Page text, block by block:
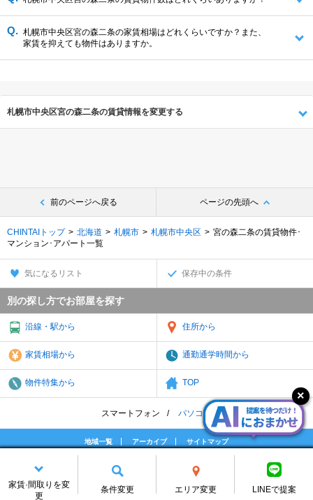
家賃·間取りを変
更
条件変更 エリア変更 LINEで提案
札幌市中央区宮の森二条の家賃相場はどれくらいですか？また、
家賃を抑えても物件はありますか。
札幌市中央区宮の森二条の賃貸情報を変更する
前のページへ戻る ページの先頭へ
CHINTAIトップ 北海道 札幌市 札幌市中央区
宮の森二条の賃貸物件･
マンション･アパート一覧
気になるリスト 保存中の条件
別の探し方でお部屋を探す
沿線・駅から 住所から
家賃相場から 通勤通学時間から
物件特集から TOP
スマートフォン パソコン
地域一覧 アーカイブ
サイトマップ
会社案内
(C) CHINTAI Corporation All rights reserved.